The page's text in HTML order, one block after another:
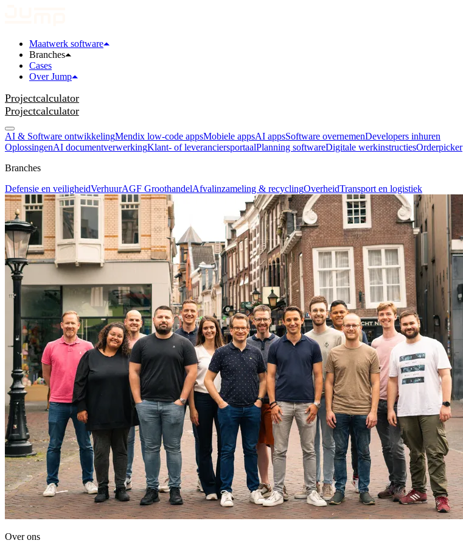
Maatwerk software
Branches
Cases
Over Jump
Projectcalculator
Projectcalculator
AI & Software ontwikkelingMendix low-code appsMobiele appsAI appsSoftware overnemenDevelopers inhuren
OplossingenAI documentverwerkingKlant- of leveranciersportaalPlanning softwareDigitale werkinstructiesOrderpicker
Branches
Defensie en veiligheidVerhuurAGF GroothandelAfvalinzameling & recyclingOverheidTransport en logistiek
Over ons